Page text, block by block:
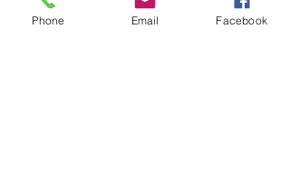
Nacional
Phone Email Facebook